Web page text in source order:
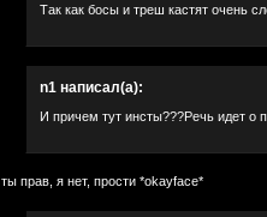
Так как босы и треш кастят очень
n1 написал(а):
И причем тут инсты???Речь идет о
ты прав, я нет, прости *okayface*